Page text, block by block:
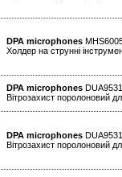
DPA microphones
Холдер на струнні
DPA microphones
Вітрозахист поролоновий
DPA microphones
Вітрозахист поролоновий